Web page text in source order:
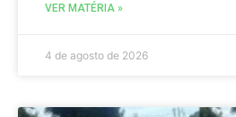
VER MATÉRIA »
4 de agosto de 2026